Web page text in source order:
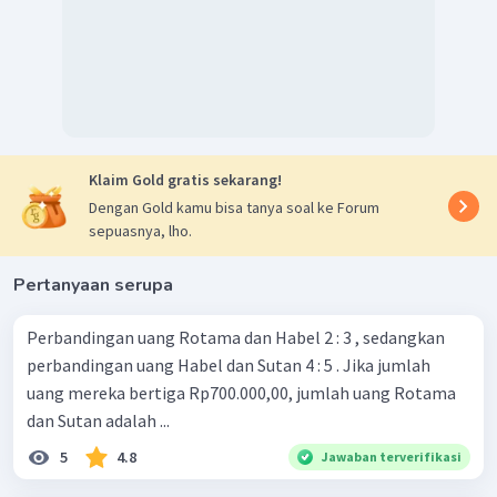
Klaim Gold gratis sekarang!
Dengan Gold kamu bisa tanya soal ke Forum
sepuasnya, lho.
Pertanyaan serupa
Perbandingan uang Rotama dan Habel 2 : 3 , sedangkan
perbandingan uang Habel dan Sutan 4 : 5 . Jika jumlah
uang mereka bertiga Rp700.000,00, jumlah uang Rotama
dan Sutan adalah ...
5 4.8 Jawaban terverifikasi